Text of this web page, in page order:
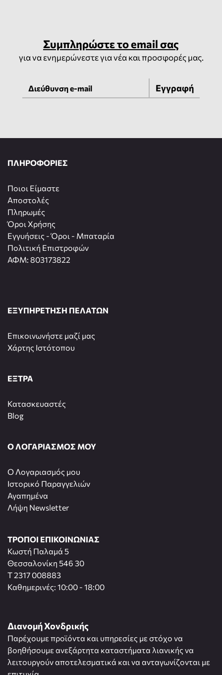
Συμπληρώστε το email σας
για να ενημερώνεστε για νέα και προσφορές μας.
Εγγραφή
ΠΛΗΡΟΦΟΡΙΕΣ
Ποιοι Είμαστε
Αποστολές
Πληρωμές
Όροι Χρήσης
Εγγυήσεις - Όροι - Μπαταρία
Πολιτική Επιστροφών
ΑΦΜ: 803173822
ΕΞΥΠΗΡΕΤΗΣΗ ΠΕΛΑΤΩΝ
Επικοινωνήστε μαζί μας
Χάρτης Ιστότοπου
ΕΞΤΡΑ
Κατασκευαστές
Blog
Ο ΛΟΓΑΡΙΑΣΜΟΣ ΜΟΥ
O Λογαριασμός μου
Ιστορικό Παραγγελιών
Αγαπημένα
Λήψη Newsletter
ΤΡΟΠΟΙ ΕΠΙΚΟΙΝΩΝΙΑΣ
Κωστή Παλαμά 5
Θεσσαλονίκη 546 30
T 2317 008883
Καθημερινές: 10:00 - 18:00
Διανομή Χονδρικής
Παρέχουμε προϊόντα και υπηρεσίες με στόχο να
βοηθήσουμε ανεξάρτητα καταστήματα λιανικής να
λειτουργούν αποτελεσματικά και να ανταγωνίζονται με